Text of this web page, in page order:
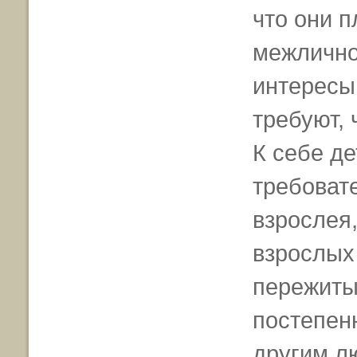
что они
требуют,
К себе